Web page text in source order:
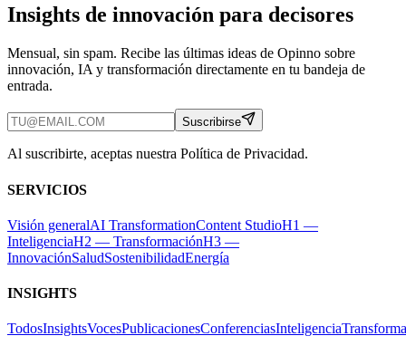
Insights de innovación para decisores
Mensual, sin spam. Recibe las últimas ideas de Opinno sobre
innovación, IA y transformación directamente en tu bandeja de
entrada.
Suscribirse
Al suscribirte, aceptas nuestra Política de Privacidad.
SERVICIOS
Visión generalAI TransformationContent StudioH1 —
InteligenciaH2 — TransformaciónH3 —
InnovaciónSaludSostenibilidadEnergía
INSIGHTS
TodosInsightsVocesPublicacionesConferenciasInteligencia